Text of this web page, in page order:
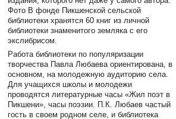
Фото В фонде Пикшенской сельской
библиотеки хранятся 60 книг из личной
библиотеки знаменитого земляка с его
экслибрисом.
Работа библиотеки по популяризации
творчества Павла Любаева ориентирована, в
основном, на молодежную аудиторию села.
Для учащихся школы и молодежи
проводятся литературные часы «Жил поэт в
Пикшени», часы поэзии. П.К. Любаев частый
гость в своем родном селе, и библиотека